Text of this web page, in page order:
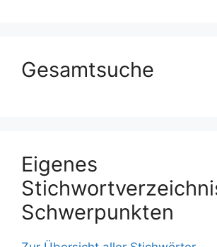
Gesamtsuche
Eigenes
Schwerpunkten